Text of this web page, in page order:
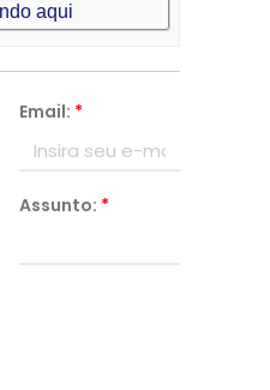
aqui
Email: *
Assunto: *